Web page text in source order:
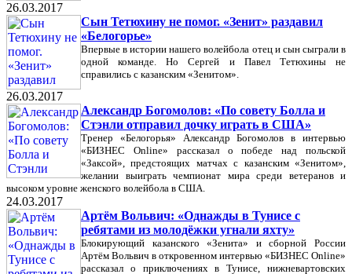
26.03.2017
Сын Тетюхину не помог. «Зенит» раздавил
«Белогорье»
Впервые в истории нашего волейбола отец и сын сыграли в
одной команде. Но Сергей и Павел Тетюхины не
справились с казанским «Зенитом».
26.03.2017
Александр Богомолов: «По совету Болла и
Стэнли отправил дочку играть в США»
Тренер «Белогорья» Александр Богомолов в интервью
«БИЗНЕС Online» рассказал о победе над польской
«Заксой», предстоящих матчах с казанским «Зенитом»,
желании выиграть чемпионат мира среди ветеранов и
высоком уровне женского волейбола в США.
24.03.2017
Артём Вольвич: «Однажды в Тунисе с
ребятами из молодёжки угнали яхту»
Блокирующий казанского «Зенита» и сборной России
Артём Вольвич в откровенном интервью «БИЗНЕС Online»
рассказал о приключениях в Тунисе, нижневартовских